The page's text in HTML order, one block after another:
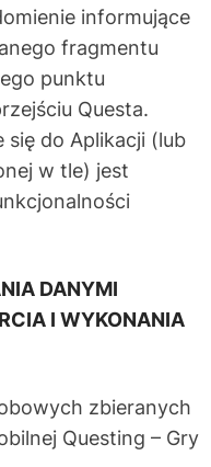
informujące
fragmentu
punktu
Questa.
się do Aplikacji (lub
w tle) jest
DANYMI
I WYKONANIA
zbieranych
Questing – Gry